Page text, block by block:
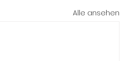
Alle ansehen